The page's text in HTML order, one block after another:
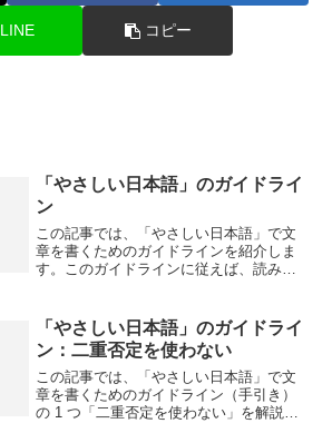
LINE コピー
「やさしい日本語」のガイドライ
ン
この記事では、「やさしい日本語」で文
章を書くためのガイドラインを紹介しま
す。このガイドラインに従えば、読みや
ガイドライン」は、次の2つに分けること
ができます。「やさしい...
「やさしい日本語」のガイドライ
ン：二重否定を使わない
この記事では、「やさしい日本語」で文
章を書くためのガイドライン（手引き）
の 1 つ「二重否定を使わない」を解説し